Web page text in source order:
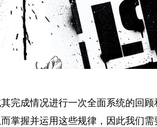
完成情况进行一次全面系统的回
掌握并运用这些规律，因此我们